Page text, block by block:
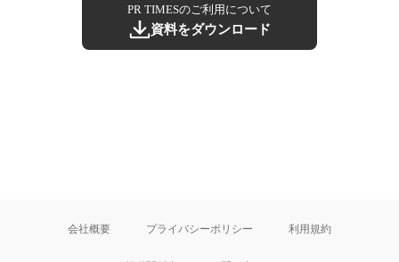
PR TIMESのご利用について
資料をダウンロード
会社概要 プライバシーポリシー 利用規約